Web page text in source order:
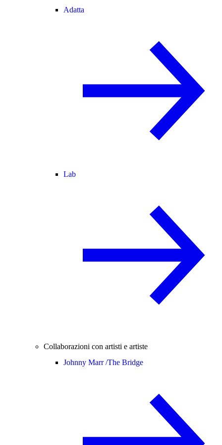
Adatta
Lab
Collaborazioni con artisti e artiste
Johnny Marr /The Bridge